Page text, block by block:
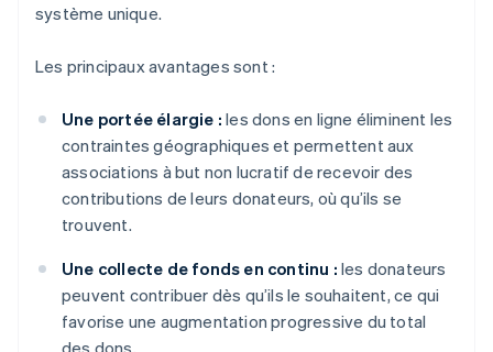
système unique.
Les principaux avantages sont :
Une portée élargie : les dons en ligne éliminent les
contraintes géographiques et permettent aux
associations à but non lucratif de recevoir des
contributions de leurs donateurs, où qu’ils se
trouvent.
Une collecte de fonds en continu : les donateurs
peuvent contribuer dès qu’ils le souhaitent, ce qui
favorise une augmentation progressive du total